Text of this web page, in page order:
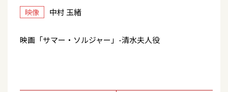
映像 中村 玉緒
映画「サマー・ソルジャー」-清水夫人役